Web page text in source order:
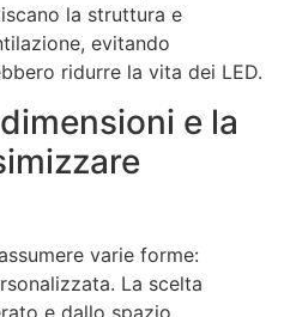
la struttura e
evitando
ridurre la vita dei LED.
e la
varie forme:
La scelta